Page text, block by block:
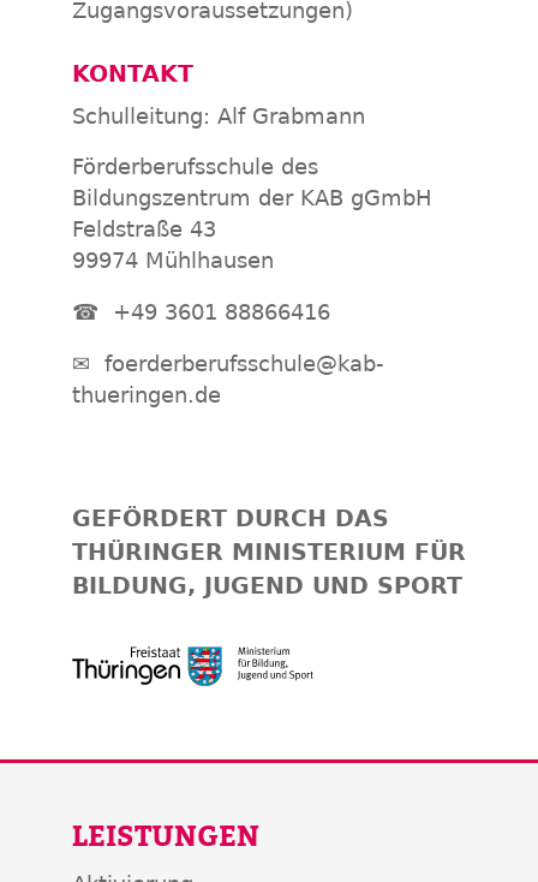
Zugangsvoraussetzungen)
KONTAKT
Schulleitung: Alf Grabmann
Förderberufsschule des
Bildungszentrum der KAB gGmbH
Feldstraße 43
99974 Mühlhausen
☎ +49 3601 88866416
✉ foerderberufsschule@kab-
thueringen.de
GEFÖRDERT DURCH DAS
THÜRINGER MINISTERIUM FÜR
BILDUNG, JUGEND UND SPORT
LEISTUNGEN